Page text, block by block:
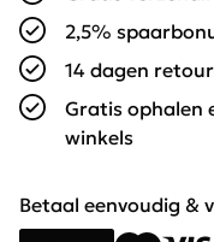
2,5%
14 dagen
Gratis ophalen
winkels
Betaal eenvoudig &